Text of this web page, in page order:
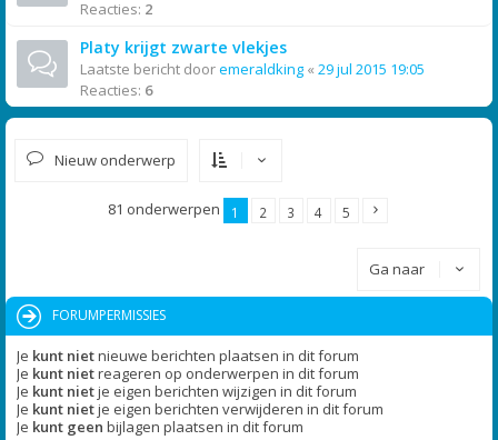
Reacties: 2
Platy krijgt zwarte vlekjes
Laatste bericht dooremeraldking « 29 jul 2015 19:05
Reacties: 6
Nieuw onderwerp
81 onderwerpen 1 2 3 4 5
Ga naar
FORUMPERMISSIES
Je kunt nietnieuwe berichten plaatsen in dit forum
Je kunt nietreageren op onderwerpen in dit forum
Je kunt nietje eigen berichten wijzigen in dit forum
Je kunt nietje eigen berichten verwijderen in dit forum
Je kunt geen bijlagen plaatsen in dit forum